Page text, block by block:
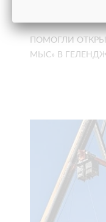
ПОМОГЛИ
МЫС» В